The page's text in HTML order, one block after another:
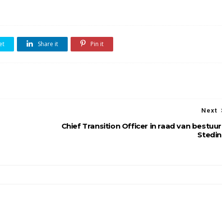
Share it Pin it
Next
Chief Transition Officer in raad van bestuur
Stedin